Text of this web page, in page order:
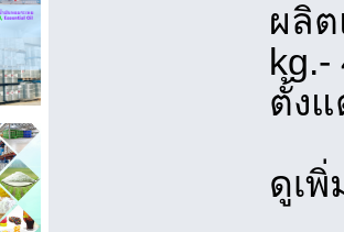
ผลิ
ตั้งแ
ดูเ